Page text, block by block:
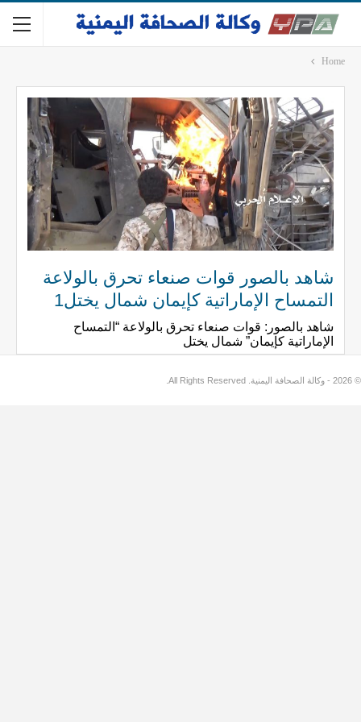
Home
شاهد بالصور قوات صنعاء تحرق بالولاعة
التمساح الإماراتية كإيمان شمال يختل1
شاهد بالصور: قوات صنعاء تحرق بالولاعة “التمساح
الإماراتية كإيمان” شمال يختل
© 2026 - وكالة الصحافة اليمنية. All Rights Reserved.